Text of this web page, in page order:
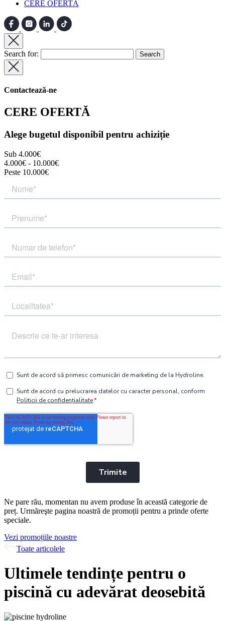
CERE OFERTĂ
Search for:
Contactează-ne
CERE OFERTĂ
Alege bugetul disponibil pentru achiziție
Sub 4.000€
4.000€ - 10.000€
Peste 10.000€
Ne pare rău, momentan nu avem produse în această categorie de
preț. Urmăreşte pagina noastră de promoții pentru a prinde oferte
speciale.
Vezi promoțiile noastre
Toate articolele
Ultimele tendințe pentru o
piscină cu adevărat deosebită